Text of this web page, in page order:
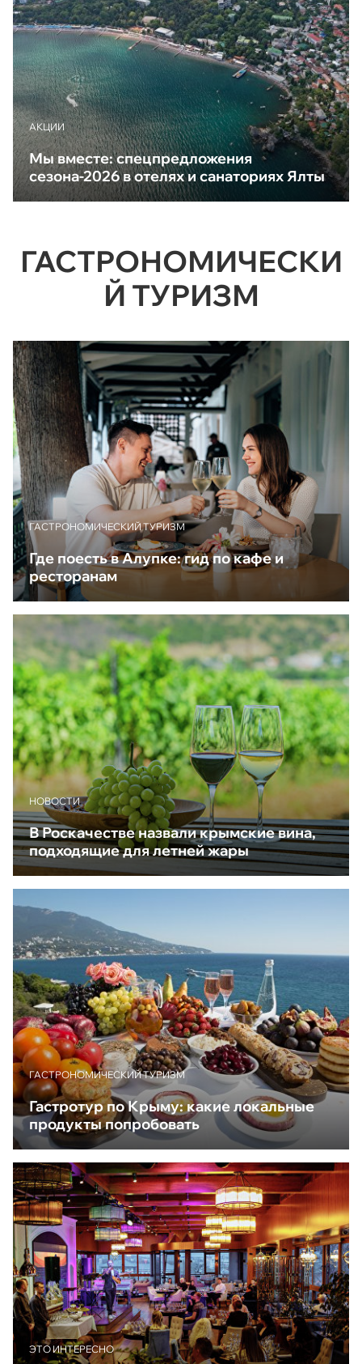
АКЦИИ
Мы вместе: спецпредложения
сезона-2026 в отелях и санаториях Ялты
ГАСТРОНОМИЧЕСКИ
Й ТУРИЗМ
ГАСТРОНОМИЧЕСКИЙ ТУРИЗМ
Где поесть в Алупке: гид по кафе и
ресторанам
НОВОСТИ
В Роскачестве назвали крымские вина,
подходящие для летней жары
ГАСТРОНОМИЧЕСКИЙ ТУРИЗМ
Гастротур по Крыму: какие локальные
продукты попробовать
ЭТО ИНТЕРЕСНО